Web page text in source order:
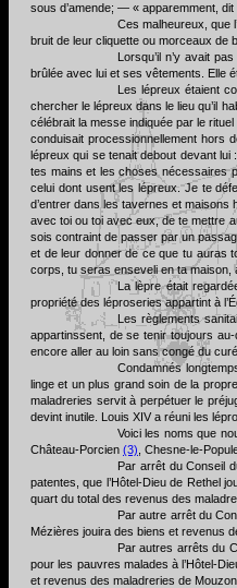
sous d’amende; — « apparemment,
Ces malheureux, que
bruit de leur cliquette ou morceaux de
Lorsqu’il n’y avait
brûlée avec lui et ses vêtements. Elle
Les lépreux étaient
chercher le lépreux dans le lieu qu’il
célébrait la messe indiquée par le
conduisait processionnellement hors
lépreux qui se tenait debout devant
tes mains et les choses nécessaires
celui dont usent les lépreux. Je te
d’entrer dans les tavernes et
avec toi ou toi avec eux, de te mettre
sois contraint de passer par un
et de leur donner de ce que tu auras
corps, tu seras enseveli en ta
La lèpre était
propriété des léproseries appartint à
Les règlements
appartinssent, de se tenir toujours
encore aller au loin sans congé du curé
Condamnés
linge et un plus grand soin de la
maladreries servit à perpétuer le
devint inutile. Louis XIV a réuni les
Voici les noms que
Château-Porcien (3) , Chesne-le-
Par arrêt du Conseil
patentes, que l’Hôtel-Dieu de Rethel
quart du total des revenus des
Par autre arrêt du
Mézières jouira des biens et revenus
Par autres arrêts du
pour les pauvres malades à l’Hôtel-
et revenus des maladreries de